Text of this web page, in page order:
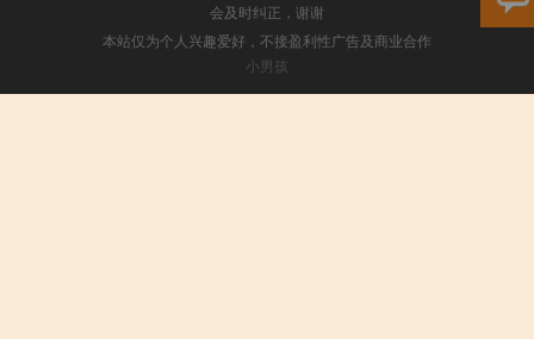
会及时纠正，谢谢
本站仅为个人兴趣爱好，不接盈利性广告及商业合作
小男孩